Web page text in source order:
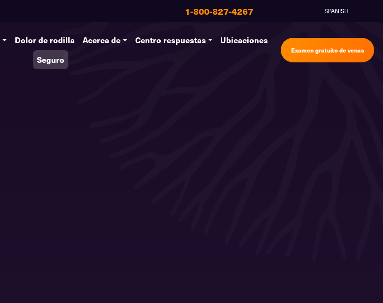
1-800-827-4267 SPANISH
Dolor de rodilla Acerca de Centro respuestas
Ubicaciones
Seguro
Examen gratuito de venas